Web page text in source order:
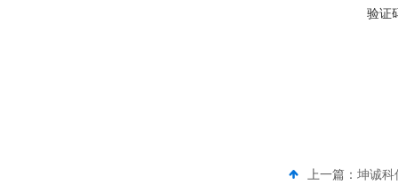
验证
上一篇： 坤诚科